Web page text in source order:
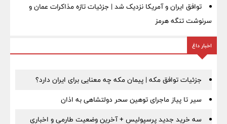
توافق ایران و آمریکا نزدیک شد | جزئیات تازه مذاکرات عمان و
سرنوشت تنگه هرمز
اخبار داغ
جزئیات توافق مکه | پیمان مکه چه معنایی برای ایران دارد؟
سیر تا پیاز ماجرای توهین سحر دولتشاهی به اذان
سه خرید جدید پرسپولیس + آخرین وضعیت طارمی و اخباری